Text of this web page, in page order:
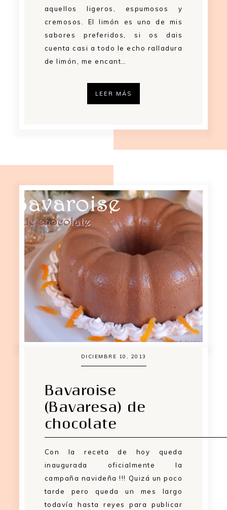
aquellos ligeros, espumosos y
cremosos. El limón es uno de mis
sabores preferidos, si os dais
cuenta casi a todo le echo ralladura
de limón, me encant…
LEER MÁS
DICIEMBRE 10, 2013
Bavaroise
(Bavaresa) de
chocolate
Con la receta de hoy queda
inaugurada oficialmente la
campaña navideña !!! Quizá un poco
tarde pero queda un mes largo
todavía hasta reyes para publicar